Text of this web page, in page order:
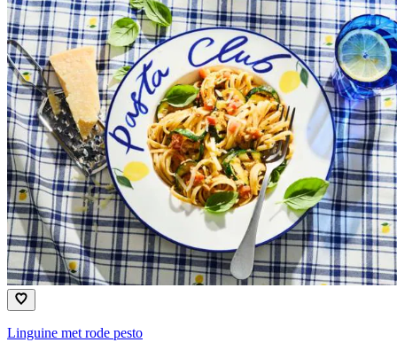
Linguine met rode pesto